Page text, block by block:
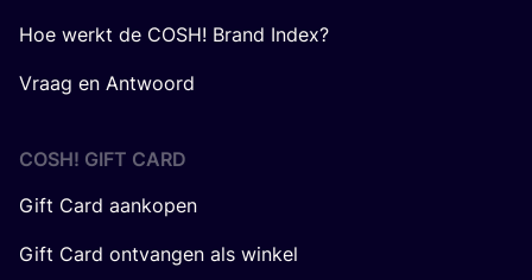
Hoe werkt de COSH! Brand Index?
Vraag en Antwoord
COSH! GIFT CARD
Gift Card aankopen
Gift Card ontvangen als winkel